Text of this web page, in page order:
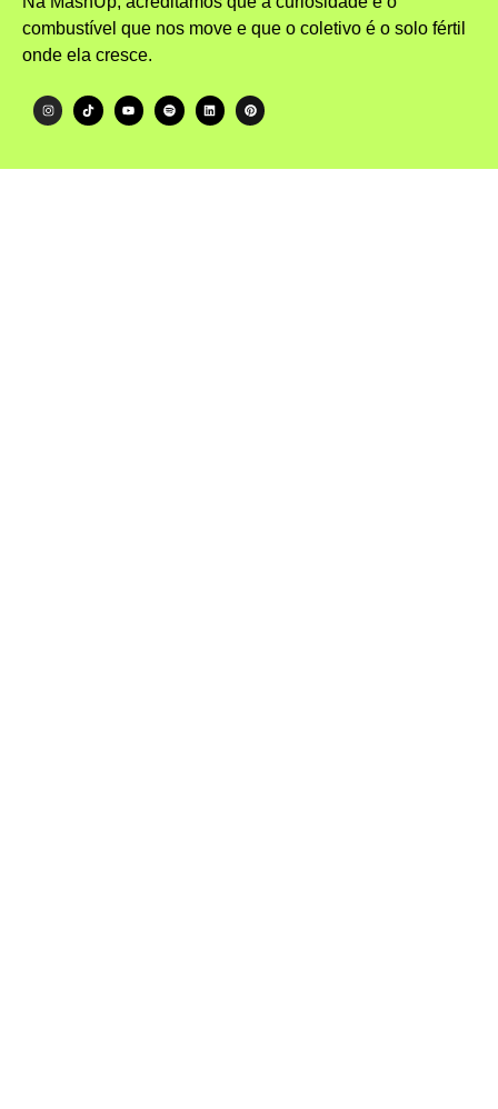
combustível que nos move e que o coletivo é o solo fértil
onde ela cresce.